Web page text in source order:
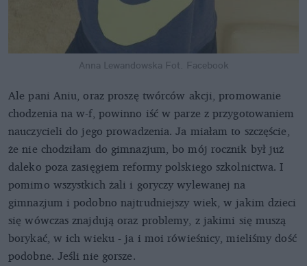
Anna Lewandowska Fot. Facebook
Ale pani Aniu, oraz proszę twórców akcji, promowanie
chodzenia na w-f, powinno iść w parze z przygotowaniem
nauczycieli do jego prowadzenia. Ja miałam to szczęście,
że nie chodziłam do gimnazjum, bo mój rocznik był już
daleko poza zasięgiem reformy polskiego szkolnictwa. I
pomimo wszystkich żali i goryczy wylewanej na
gimnazjum i podobno najtrudniejszy wiek, w jakim dzieci
się wówczas znajdują oraz problemy, z jakimi się muszą
borykać, w ich wieku - ja i moi rówieśnicy, mieliśmy dość
podobne. Jeśli nie gorsze.